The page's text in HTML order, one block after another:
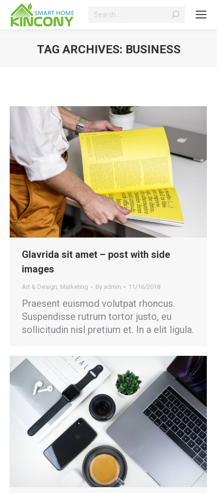
Search:
TAG ARCHIVES: BUSINESS
Glavrida sit amet – post with side
images
Art & Design, Marketing By admin 11/16/2018
Praesent euismod volutpat rhoncus.
Suspendisse rutrum tortor justo, eu
sollicitudin nisl pretium et. In a elit ligula.